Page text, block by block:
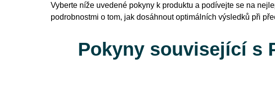
Vyberte níže uvedené pokyny k produktu a podívejte se na
podrobnostmi o tom, jak dosáhnout optimálních výsledků při
Pokyny související s